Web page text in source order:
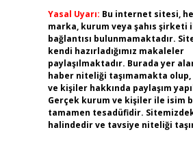
Yasal Uyarı: Bu internet sitesi,
marka, kurum veya şahıs şirketi
bağlantısı bulunmamaktadır.
kendi hazırladığımız makaleler
paylaşılmaktadır. Burada yer
haber niteliği taşımamakta
ve kişiler hakkında paylaşım
Gerçek kurum ve kişiler ile isim
tamamen tesadüfidir.
halindedir ve tavsiye niteliği